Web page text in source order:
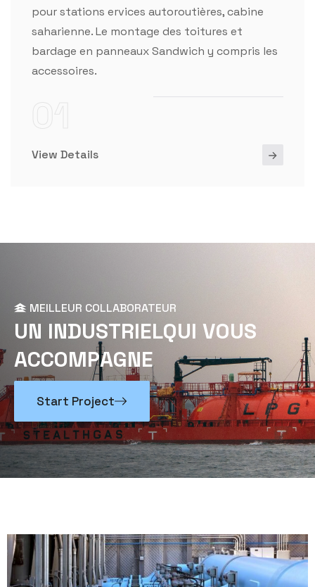
pour stations ervices autoroutières, cabine
saharienne. Le montage des toitures et
bardage en panneaux Sandwich y compris les
accessoires.
View Details
MEILLEUR COLLABORATEUR
UN INDUSTRIELQUI VOUS
ACCOMPAGNE
Start Project